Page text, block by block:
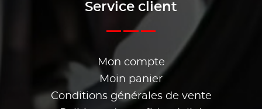
Service client
Mon compte
Moin panier
Conditions générales de vente